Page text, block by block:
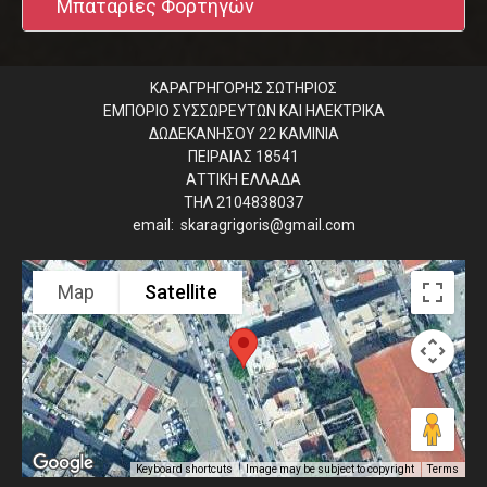
Μπαταρίες Φορτηγών
ΚΑΡΑΓΡΗΓΟΡΗΣ ΣΩΤΗΡΙΟΣ
ΕΜΠΟΡΙΟ ΣΥΣΣΩΡΕΥΤΩΝ ΚΑΙ ΗΛΕΚΤΡΙΚΑ
ΔΩΔΕΚΑΝΗΣΟΥ 22 ΚΑΜΙΝΙΑ
ΠΕΙΡΑΙΑΣ 18541
ΑΤΤΙΚΗ ΕΛΛΑΔΑ
ΤΗΛ 2104838037
email: skaragrigoris@gmail.com
Map Satellite
Keyboard shortcuts Image may be subject to copyright Terms